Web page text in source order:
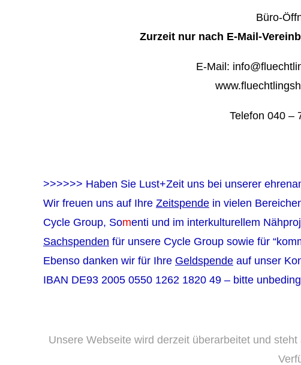
Büro-
Zurzeit nur nach E-Mail-
E-Mail:
Telefon 040 –
>>>>>> Haben Sie Lust+Zeit uns bei unserer
Wir freuen uns auf Ihre Zeitspende in vielen
Cycle Group, Somenti und im interkulturellem
Sachspenden für unsere Cycle Group sowie für
Ebenso danken wir für Ihre Geldspende auf unser
IBAN DE93 2005 0550 1262 1820 49 – bitte
Unsere Webseite wird derzeit überarbeitet und